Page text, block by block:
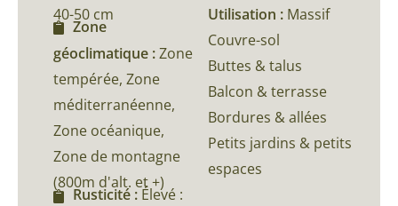
40-50 cm
Zone
géoclimatique :Zone
tempérée, Zone
méditerranéenne,
Zone océanique,
Zone de montagne
(800m d'alt. et +)
Rusticité : Élevé :
Utilisation : Massif
Couvre-sol
Buttes & talus
Balcon & terrasse
Bordures & allées
Petits jardins & petits
espaces